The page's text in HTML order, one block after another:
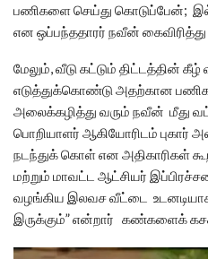
பணிகளை செய்து கொடுப்பேன்;
என ஒப்பந்ததாரர் நவீன் கைவிரித்து
மேலும், வீடு கட்டும் திட்டத்தின்
எடுத்துக்கொண்டு அதற்கான
அலைக்கழித்து வரும் நவீன் மீது
பொறியாளர் ஆகியோரிடம் புகார்
நடந்துக் கொள் என அதிகாரிகள்
மற்றும் மாவட்ட ஆட்சியர்
வழங்கிய இலவச வீட்டை
இருக்கும்” என்றார் கண்களைக்